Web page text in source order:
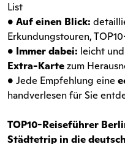
List
• Auf einen Blick:
Erkundungstouren,
• Immer dabei: leicht
Extra-Kartezum
• Jede Empfehlung eine
handverlesen für Sie
TOP10-Reiseführer
Städtetrip in die